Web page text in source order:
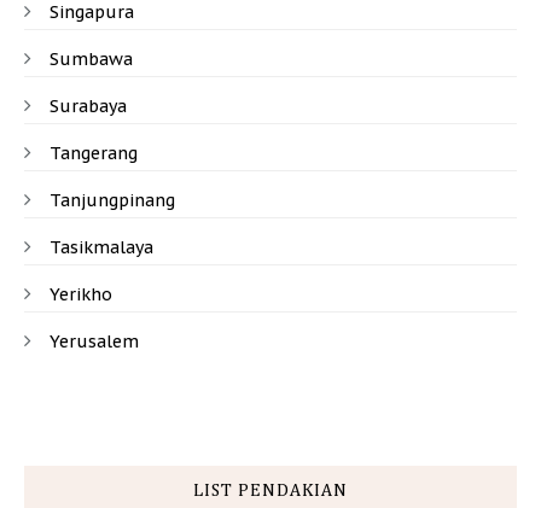
Singapura
Sumbawa
Surabaya
Tangerang
Tanjungpinang
Tasikmalaya
Yerikho
Yerusalem
LIST PENDAKIAN